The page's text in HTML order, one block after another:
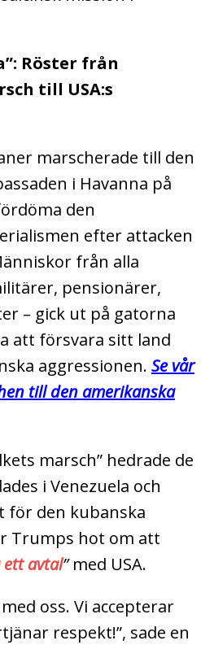
Röster från
till USA:s
marscherade till den
i Havanna på
den
efter attacken
från alla
pensionärer,
– gick ut på gatorna
att försvara sitt land
aggressionen. Se vår
till den amerikanska
marsch” hedrade de
i Venezuela och
för den kubanska
Trumps hot om att
avtal”med USA.
oss. Vi accepterar
respekt!”, sade en